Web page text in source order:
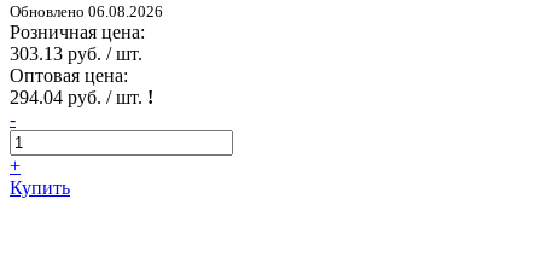
Обновлено 06.08.2026
Розничная цена:
303.13 руб. / шт.
Оптовая цена:
294.04 руб. / шт. !
-
+
Купить